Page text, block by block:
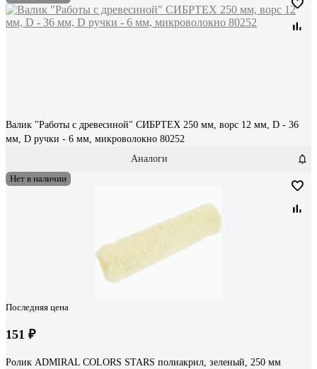
Валик "Работы с древесиной" СИБРТЕХ 250 мм, ворс 12 мм, D - 36
мм, D ручки - 6 мм, микроволокно 80252
Аналоги
Нет в наличии
Последняя цена
151 ₽
Ролик ADMIRAL COLORS STARS полиакрил, зеленый, 250 мм